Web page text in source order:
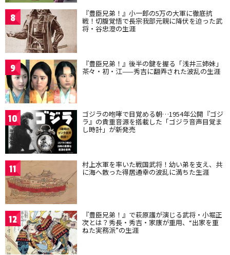
8 『豊臣兄弟！』小一郎の5万の大軍に徹底抗
戦！切腹覚悟で長宗我部元親に降伏を迫った武
将・谷忠澄の生涯
9 『豊臣兄弟！』後半の鍵を握る「浅井三姉妹」
茶々・初・江——秀吉に翻弄された波乱の生涯
10 ゴジラの咆哮で目覚める朝…1954年公開『ゴジ
ラ』の貴重音源を搭載した「ゴジラ音声目覚ま
し時計」が新発売
11 村上水軍を率いた戦国武将！幼い弟を支え、共
に海へ散った得居通幸の波乱に満ちた生涯
12 『豊臣兄弟！』で萩原護が演じる武将・小堀正
次とは？秀長・秀吉・家康が重用、“出家を重
ねた実務派”の生涯